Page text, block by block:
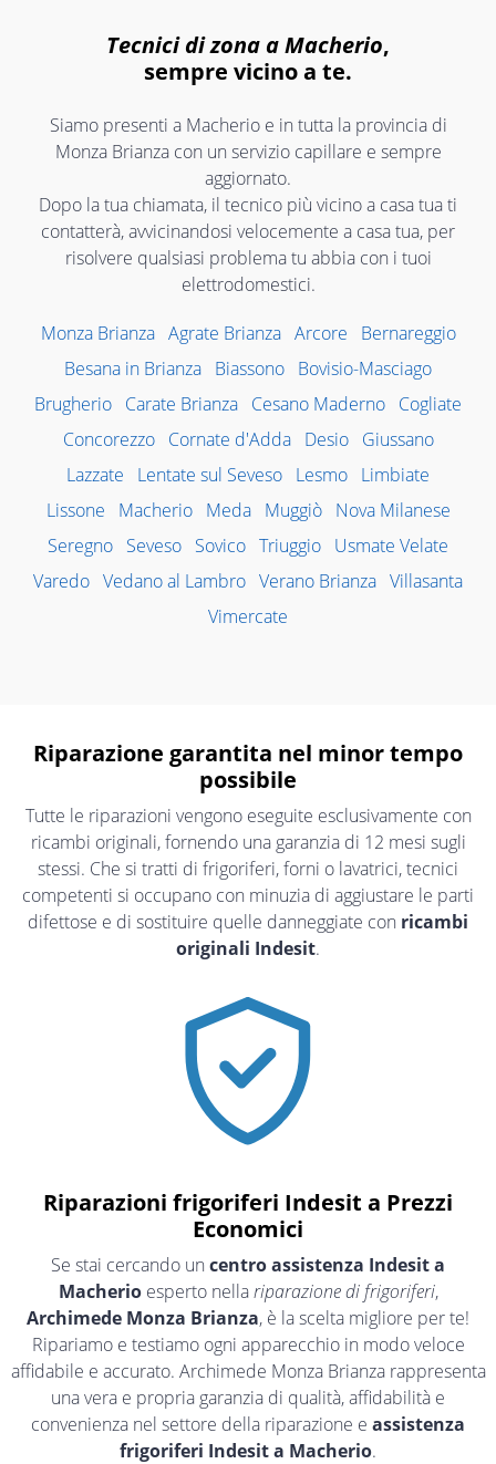
Tecnici di zona a Macherio,
sempre vicino a te.
Siamo presenti a Macherio e in tutta la provincia di
Monza Brianza con un servizio capillare e sempre
aggiornato.
Dopo la tua chiamata, il tecnico più vicino a casa tua ti
contatterà, avvicinandosi velocemente a casa tua, per
risolvere qualsiasi problema tu abbia con i tuoi
elettrodomestici.
Monza Brianza Agrate Brianza Arcore
Bernareggio
Besana in Brianza Biassono Bovisio-Masciago
Brugherio Carate Brianza Cesano Maderno Cogliate
Concorezzo
Cornate d'Adda Desio
Giussano
Lazzate
Lentate sul Seveso Lesmo Limbiate
Lissone
Macherio Meda Muggiò
Nova Milanese
Seregno Seveso Sovico Triuggio Usmate Velate
Varedo Vedano al Lambro Verano Brianza Villasanta
Vimercate
Riparazione garantita nel minor tempo
possibile
Tutte le riparazioni vengono eseguite esclusivamente con
ricambi originali, fornendo una garanzia di 12 mesi sugli
stessi. Che si tratti di frigoriferi, forni o lavatrici, tecnici
competenti si occupano con minuzia di aggiustare le parti
difettose e di sostituire quelle danneggiate con ricambi
originali Indesit.
Riparazioni frigoriferi Indesit a Prezzi
Economici
Se stai cercando un centro assistenza Indesit a
Macherioesperto nellariparazione di frigoriferi,
Archimede Monza Brianza, è la scelta migliore per te!
Ripariamo e testiamo ogni apparecchio in modo veloce
affidabile e accurato. Archimede Monza Brianza rappresenta
una vera e propria garanzia di qualità, affidabilità e
convenienza nel settore della riparazione e assistenza
frigoriferi Indesit a Macherio.